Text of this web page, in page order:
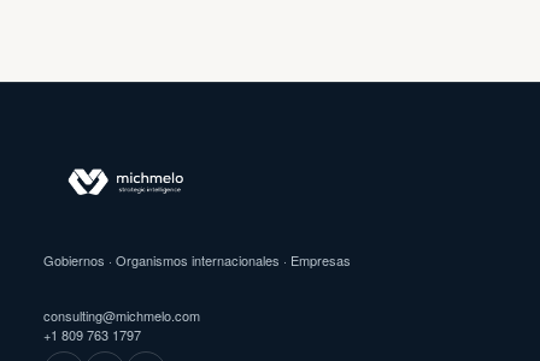
Gobiernos · Organismos internacionales · Empresas
consulting@michmelo.com
+1 809 763 1797